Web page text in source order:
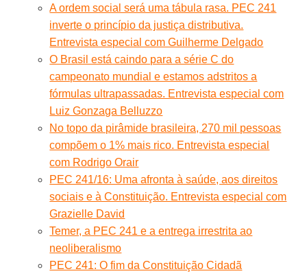
A ordem social será uma tábula rasa. PEC 241
inverte o princípio da justiça distributiva.
Entrevista especial com Guilherme Delgado
O Brasil está caindo para a série C do
campeonato mundial e estamos adstritos a
fórmulas ultrapassadas. Entrevista especial com
Luiz Gonzaga Belluzzo
No topo da pirâmide brasileira, 270 mil pessoas
compõem o 1% mais rico. Entrevista especial
com Rodrigo Orair
PEC 241/16: Uma afronta à saúde, aos direitos
sociais e à Constituição. Entrevista especial com
Grazielle David
Temer, a PEC 241 e a entrega irrestrita ao
neoliberalismo
PEC 241: O fim da Constituição Cidadã